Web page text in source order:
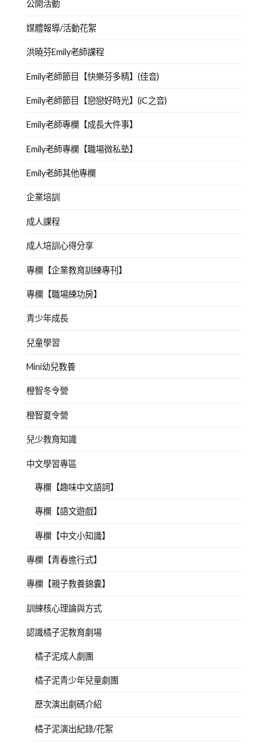
公開活動
媒體報導/活動花絮
洪曉芬Emily老師課程
Emily老師節目【快樂芬多精】(佳音)
Emily老師節目【戀戀好時光】(iC之音)
Emily老師專欄【成長大件事】
Emily老師專欄【職場微私塾】
Emily老師其他專欄
企業培訓
成人課程
成人培訓心得分享
專欄【企業教育訓練專刊】
專欄【職場練功房】
青少年成長
兒童學習
Mini幼兒教養
橙智冬令營
橙智夏令營
兒少教育知識
中文學習專區
專欄【趣味中文語詞】
專欄【語文遊戲】
專欄【中文小知識】
專欄【青春進行式】
專欄【親子教養錦囊】
訓練核心理論與方式
認識橘子泥教育劇場
橘子泥成人劇團
橘子泥青少年兒童劇團
歷次演出劇碼介紹
橘子泥演出紀錄/花絮